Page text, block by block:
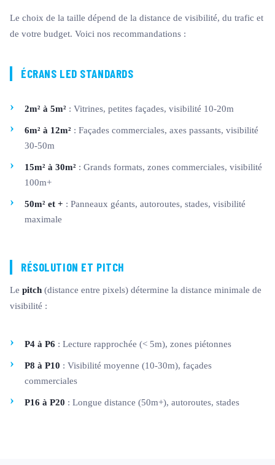
Le choix de la taille dépend de la distance de visibilité, du trafic et
de votre budget. Voici nos recommandations :
ÉCRANS LED STANDARDS
2m² à 5m² : Vitrines, petites façades, visibilité 10-20m
6m² à 12m² : Façades commerciales, axes passants, visibilité
30-50m
15m² à 30m² : Grands formats, zones commerciales, visibilité
100m+
50m² et + : Panneaux géants, autoroutes, stades, visibilité
maximale
RÉSOLUTION ET PITCH
Le pitch (distance entre pixels) détermine la distance minimale de
visibilité :
P4 à P6 : Lecture rapprochée (< 5m), zones piétonnes
P8 à P10 : Visibilité moyenne (10-30m), façades
commerciales
P16 à P20 : Longue distance (50m+), autoroutes, stades